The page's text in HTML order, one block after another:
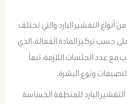
أنواع التقشير البارد والتي تختلف
حسب تركيز المادة الفعالة، الذي
مع عدد الجلسات اللازمة؛ تبعاً
ونوع البشرة.
البارد للمنطقة الحساسة